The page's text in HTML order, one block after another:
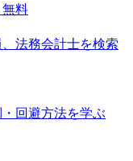
無料
法務会計士を検索
回避方法を学ぶ